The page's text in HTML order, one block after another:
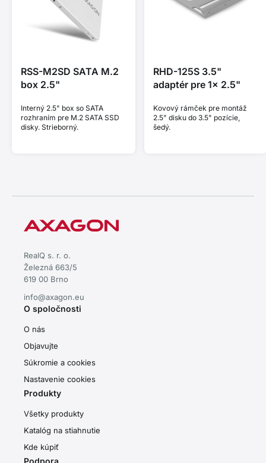
RSS-M2SD SATA M.2
box 2.5"
Interný 2.5" box so SATA
rozhraním pre M.2 SATA SSD
disky. Strieborný.
RHD-125S 3.5"
adaptér pre 1x 2.5"
Kovový rámček pre montáž
2.5" disku do 3.5" pozície,
šedý.
RealQ s. r. o.
Železná 663/5
619 00 Brno
info@axagon.eu
O spoločnosti
O nás
Objavujte
Súkromie a cookies
Nastavenie cookies
Produkty
Všetky produkty
Katalóg na stiahnutie
Kde kúpiť
Podpora